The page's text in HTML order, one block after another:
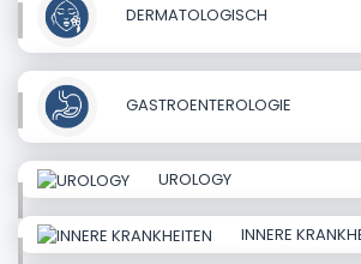
DERMATOLOGISCH
GASTROENTEROLOGIE
UROLOGY
INNERE